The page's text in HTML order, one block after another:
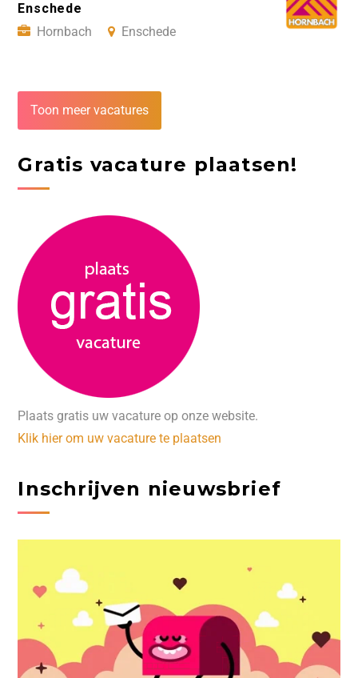
Enschede
Hornbach
Enschede
Toon meer vacatures
Gratis vacature plaatsen!
Plaats gratis uw vacature op onze website.
Klik hier om uw vacature te plaatsen
Inschrijven nieuwsbrief